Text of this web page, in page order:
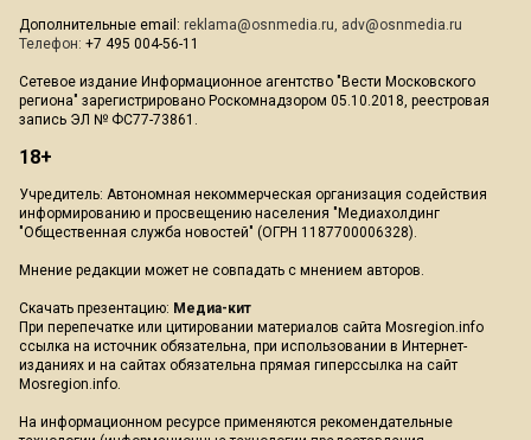
Дополнительные email: reklama@osnmedia.ru, adv@osnmedia.ru
Телефон: +7 495 004-56-11
Сетевое издание Информационное агентство "Вести Московского
региона" зарегистрировано Роскомнадзором 05.10.2018, реестровая
запись ЭЛ № ФС77-73861.
18+
Учредитель: Автономная некоммерческая организация содействия
информированию и просвещению населения "Медиахолдинг
"Общественная служба новостей" (ОГРН 1187700006328).
Мнение редакции может не совпадать с мнением авторов.
Скачать презентацию: Медиа-кит
При перепечатке или цитировании материалов сайта Mosregion.info
ссылка на источник обязательна, при использовании в Интернет-
изданиях и на сайтах обязательна прямая гиперссылка на сайт
Mosregion.info.
На информационном ресурсе применяются рекомендательные